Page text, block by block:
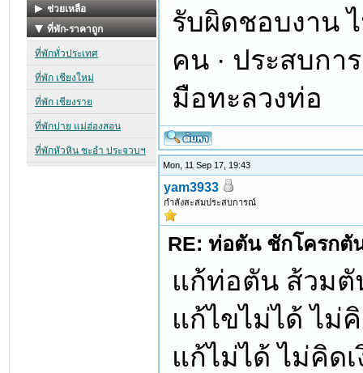
รับผิดชอบงาน
คน · ประสบกา
มือทะลวงท่อ
Mon, 11 Sep 17, 19:43
yam3933
กำลังสะสมประสบการณ์
RE: ท่อตัน ชักโครก
แก้ท่อตัน ส้วมตั
แก้ไขไม่ได้ ไม่
แก้ไม่ได้ ไม่คิด